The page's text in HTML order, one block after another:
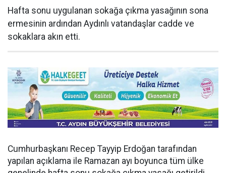
Hafta sonu uygulanan sokağa çıkma yasağının sona
ermesinin ardından Aydınlı vatandaşlar cadde ve
sokaklara akın etti.
Cumhurbaşkanı Recep Tayyip Erdoğan tarafından
yapılan açıklama ile Ramazan ayı boyunca tüm ülke